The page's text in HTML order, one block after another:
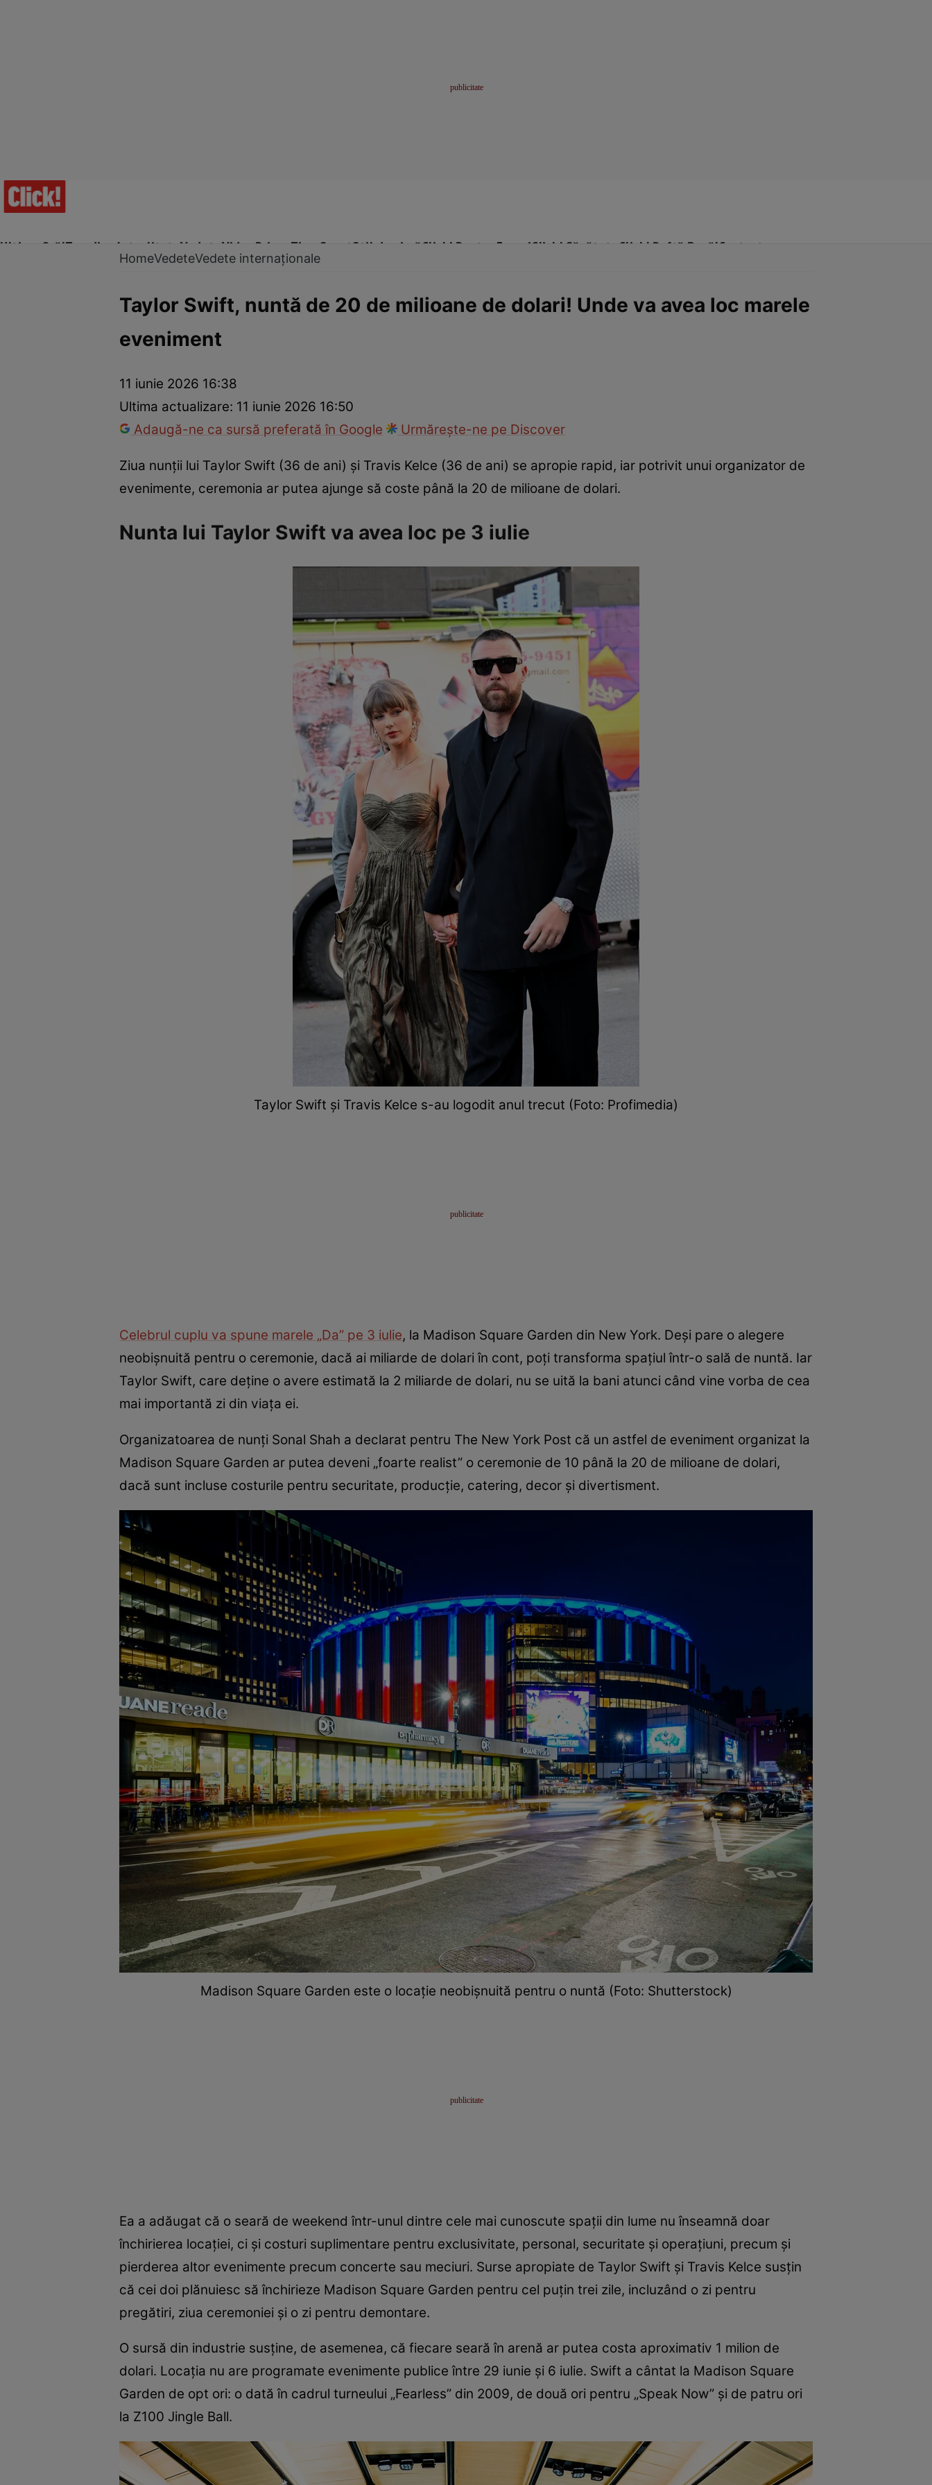
Ultima Oră!Trending Actualitate Vedete Video Prime Time SportStil de viațăClick! Pentru FemeiClick! Sănătate Click! Poftă Bună!Contact
Vedete internaționaleVedete românești
HomeVedeteVedete internaționale
Taylor Swift, nuntă de 20 de milioane de dolari! Unde va avea loc marele
eveniment
11 iunie 2026 16:38
Ultima actualizare: 11 iunie 2026 16:50
Adaugă-ne ca sursă preferată în Google
Urmărește-ne pe Discover
Ziua nunții lui Taylor Swift (36 de ani) și Travis Kelce (36 de ani) se apropie rapid, iar potrivit unui organizator de
evenimente, ceremonia ar putea ajunge să coste până la 20 de milioane de dolari.
Nunta lui Taylor Swift va avea loc pe 3 iulie
Taylor Swift și Travis Kelce s-au logodit anul trecut (Foto: Profimedia)
Celebrul cuplu va spune marele „Da” pe 3 iulie, la Madison Square Garden din New York. Deși pare o alegere
neobișnuită pentru o ceremonie, dacă ai miliarde de dolari în cont, poți transforma spațiul într-o sală de nuntă. Iar
Taylor Swift, care deține o avere estimată la 2 miliarde de dolari, nu se uită la bani atunci când vine vorba de cea
mai importantă zi din viața ei.
Organizatoarea de nunți Sonal Shah a declarat pentru The New York Post că un astfel de eveniment organizat la
Madison Square Garden ar putea deveni „foarte realist” o ceremonie de 10 până la 20 de milioane de dolari,
dacă sunt incluse costurile pentru securitate, producție, catering, decor și divertisment.
Madison Square Garden este o locație neobișnuită pentru o nuntă (Foto: Shutterstock)
Ea a adăugat că o seară de weekend într-unul dintre cele mai cunoscute spații din lume nu înseamnă doar
închirierea locației, ci și costuri suplimentare pentru exclusivitate, personal, securitate și operațiuni, precum și
pierderea altor evenimente precum concerte sau meciuri. Surse apropiate de Taylor Swift și Travis Kelce susțin
că cei doi plănuiesc să închirieze Madison Square Garden pentru cel puțin trei zile, incluzând o zi pentru
pregătiri, ziua ceremoniei și o zi pentru demontare.
O sursă din industrie susține, de asemenea, că fiecare seară în arenă ar putea costa aproximativ 1 milion de
dolari. Locația nu are programate evenimente publice între 29 iunie și 6 iulie. Swift a cântat la Madison Square
Garden de opt ori: o dată în cadrul turneului „Fearless” din 2009, de două ori pentru „Speak Now” și de patru ori
la Z100 Jingle Ball.